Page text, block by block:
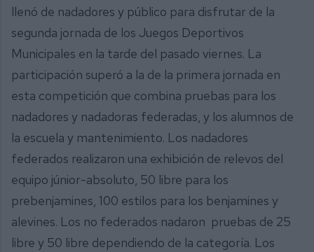
llenó de nadadores y público para disfrutar de la
segunda jornada de los Juegos Deportivos
Municipales en la tarde del pasado viernes. La
participación superó a la de la primera jornada en
esta competición que combina pruebas para los
nadadores y nadadoras federadas, y los alumnos de
la escuela y mantenimiento. Los nadadores
federados realizaron una exhibición de relevos del
equipo júnior-absoluto, 50 libre para los
prebenjamines, 100 estilos para los benjamines y
alevines. Los no federados nadaron pruebas de 25
libre y 50 libre dependiendo de la categoría. Los